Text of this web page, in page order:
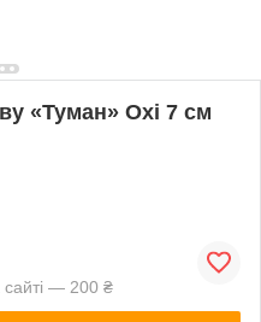
«Туман» Oxi 7 см
сайті — 200 ₴